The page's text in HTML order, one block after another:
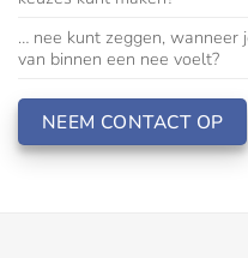
… nee kunt zeggen, wanneer
van binnen een nee voelt?
NEEM CONTACT OP